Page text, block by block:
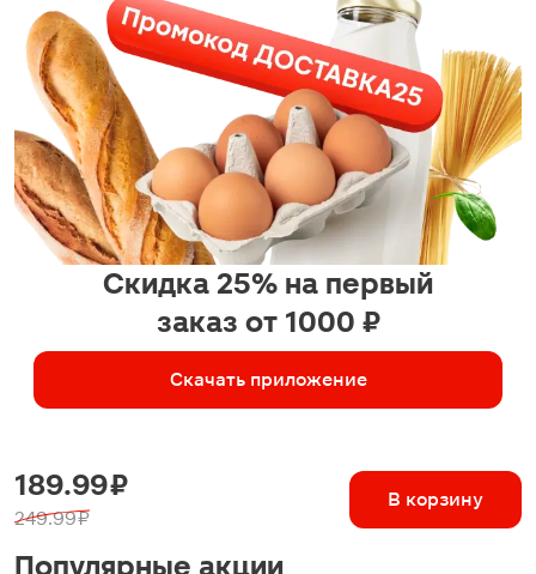
Скидка 25% на первый
заказ от 1000 ₽
Скачать приложение
189.99 ₽
249.99 ₽
В корзину
Популярные акции